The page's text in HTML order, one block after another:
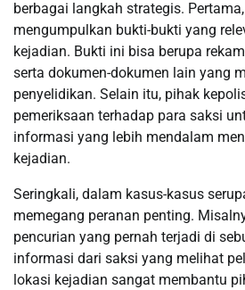
berbagai langkah strategis.
mengumpulkan bukti-bukti yang
kejadian. Bukti ini bisa berupa
serta dokumen-dokumen lain yang
penyelidikan. Selain itu, pihak
pemeriksaan terhadap para saksi
informasi yang lebih mendalam
kejadian.
Seringkali, dalam kasus-kasus
memegang peranan penting.
pencurian yang pernah terjadi di
informasi dari saksi yang melihat
lokasi kejadian sangat membantu